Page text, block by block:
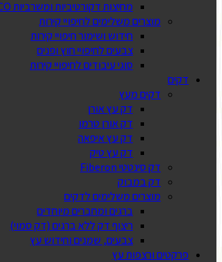
מחיצות דקורטיביות ומשרביות OUTDECO
מוצרים משלימים לחיפויי קירות
חידוש ושימור חיפויי קירות
צבעים לחיפויי חוץ ופנים
סוגי עיבודים לחיפויי קירות
דקים
דקים מעץ
דק עץ אורן
דק אורן טרמו
דק עץ איפאה
דק עץ טיק
דק סינטטי Fiberon
דק במבוק
מוצרים משלימים לדקים
ברגים ומחברים מיוחדים
ריצוף דק ללא ברגים (דק סמוי)
צבעים, שמנים וחידוש עץ
פרקטים ורצפות עץ